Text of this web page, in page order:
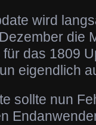
wird
die
für das 1809
eigendlich
sollte nun